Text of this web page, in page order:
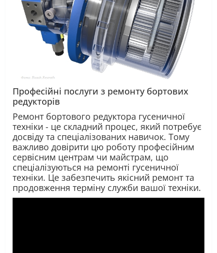
Професійні послуги з ремонту бортових
редукторів
Ремонт бортового редуктора гусеничної
техніки - це складний процес, який потребує
досвіду та спеціалізованих навичок. Тому
важливо довірити цю роботу професійним
сервісним центрам чи майстрам, що
спеціалізуються на ремонті гусеничної
техніки. Це забезпечить якісний ремонт та
продовження терміну служби вашої техніки.